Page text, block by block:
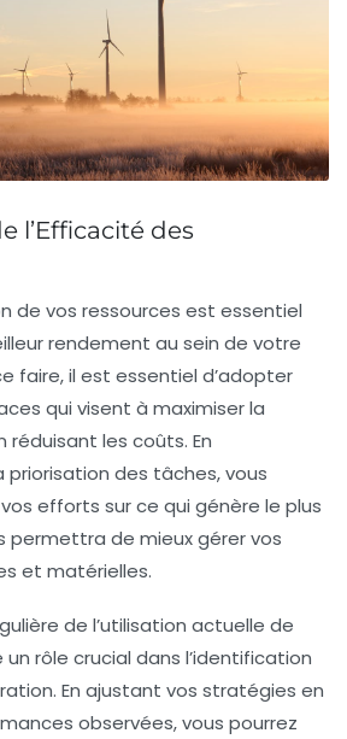
l’Efficacité des
de vos ressources est essentiel
rendement au sein de votre
faire, il est essentiel d’adopter
qui visent à maximiser la
réduisant les coûts. En
priorisation des tâches, vous
efforts sur ce qui génère le plus
permettra de mieux gérer vos
et matérielles.
de l’utilisation actuelle de
rôle crucial dans l’identification
En ajustant vos stratégies en
observées, vous pourrez